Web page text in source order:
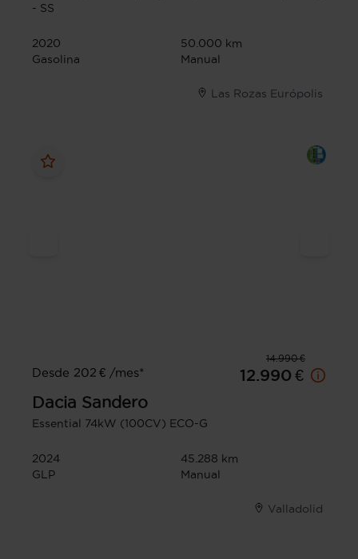
- SS
2020
50.000 km
Gasolina
Manual
Las Rozas Európolis
14.990 €
Desde 202 € /mes*
12.990 €
Dacia Sandero
Essential 74kW (100CV) ECO-G
2024
45.288 km
GLP
Manual
Valladolid